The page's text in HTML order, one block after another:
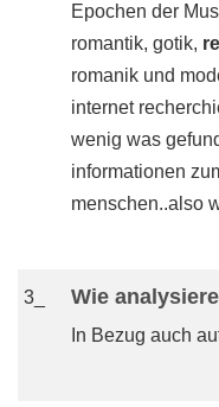
Epochen der
romantik, gotik,
romanik und
internet
wenig was
informationen
menschen..also
3_ Wie
In Bezug auch